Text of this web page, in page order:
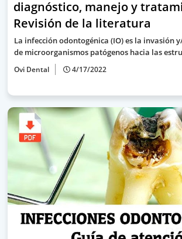
diagnóstico, manejo y
Revisión de la literatura
La infección odontogénica (IO) es la invasión
de microorganismos patógenos hacia las
Ovi Dental 4/17/2022